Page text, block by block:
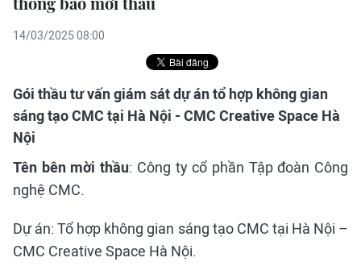
14/03/2025 08:00
Gói thầu tư vấn giám sát dự án tổ hợp không gian
sáng tạo CMC tại Hà Nội - CMC Creative Space Hà
Nội
Tên bên mời thầu: Công ty cổ phần Tập đoàn Công
nghệ CMC.
Dự án: Tổ hợp không gian sáng tạo CMC tại Hà Nội –
CMC Creative Space Hà Nội.